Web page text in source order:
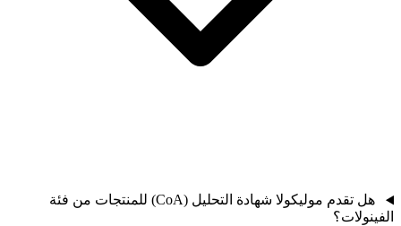
هل تقدم موليكولا شهادة التحليل (CoA) للمنتجات من فئة
الفينولات؟